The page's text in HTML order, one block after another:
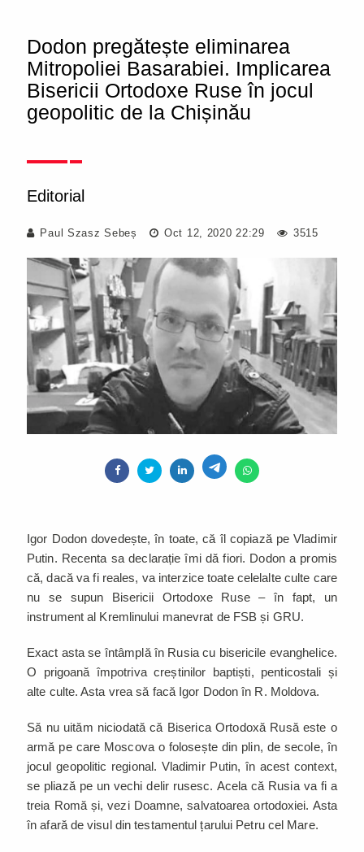
Dodon pregătește eliminarea
Mitropoliei Basarabiei. Implicarea
Bisericii Ortodoxe Ruse în jocul
geopolitic de la Chișinău
Editorial
Paul Szasz Sebeș Oct 12, 2020 22:29 3515
Igor Dodon dovedește, în toate, că îl copiază pe Vladimir
Putin. Recenta sa declarație îmi dă fiori. Dodon a promis
că, dacă va fi reales, va interzice toate celelalte culte care
nu se supun Bisericii Ortodoxe Ruse – în fapt, un
instrument al Kremlinului manevrat de FSB și GRU.
Exact asta se întâmplă în Rusia cu bisericile evanghelice.
O prigoană împotriva creștinilor baptiști, penticostali și
alte culte. Asta vrea să facă Igor Dodon în R. Moldova.
Să nu uităm niciodată că Biserica Ortodoxă Rusă este o
armă pe care Moscova o folosește din plin, de secole, în
jocul geopolitic regional. Vladimir Putin, în acest context,
se pliază pe un vechi delir rusesc. Acela că Rusia va fi a
treia Romă și, vezi Doamne, salvatoarea ortodoxiei. Asta
în afară de visul din testamentul țarului Petru cel Mare.